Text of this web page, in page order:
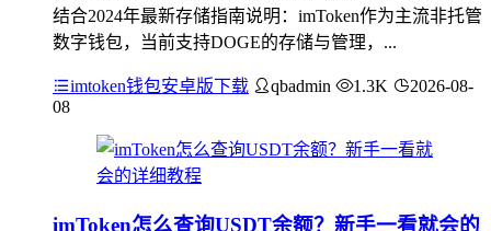
结合2024年最新存储指南说明：imToken作为主流非托管
数字钱包，当前支持DOGE的存储与管理，...
imtoken钱包安卓版下载 qbadmin 1.3K
2026-08-
08
imToken怎么查询USDT余额？新手一看就会的